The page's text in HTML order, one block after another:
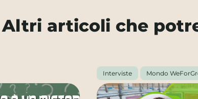
Altri articoli che
Interviste Mondo